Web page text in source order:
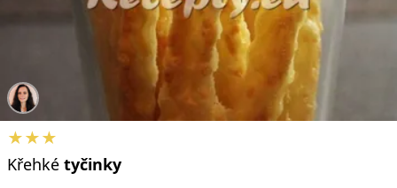
★★★
Křehké tyčinky